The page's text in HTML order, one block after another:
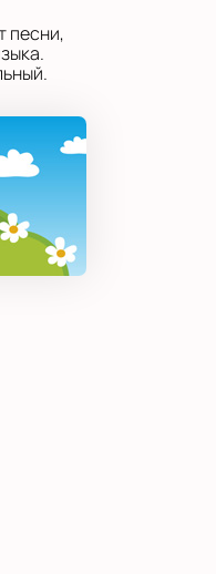
песни,